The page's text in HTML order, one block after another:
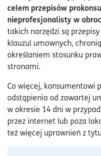
celem przepisów
nieprofesjonalisty w
takich narzędzi są
klauzul umownych,
określaniem stosunku
stronami.
Co więcej, konsumentowi
odstąpienia od zawartej
w okresie 14 dni w
przez internet lub poza
też więcej uprawnień z